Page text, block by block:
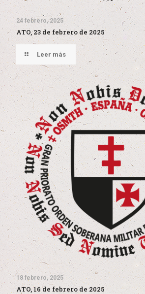
24 febrero, 2025
ATO, 23 de febrero de 2025
Leer más
18 febrero, 2025
ATO, 16 de febrero de 2025